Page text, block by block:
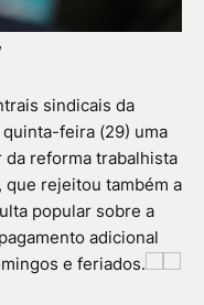
sindicais da
feira (29) uma
reforma trabalhista
que rejeitou também a
popular sobre a
adicional
e feriados.